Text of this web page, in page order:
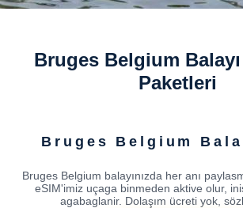
Bruges Belgium Balayı
Paketleri
Bruges Belgium
Bruges Belgium balayınızda her anı
eSIM'imiz uçaga binmeden aktive olur,
agabaglanir. Dolaşım ücreti yok,